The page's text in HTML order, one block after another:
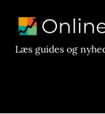
contentLæs guides og